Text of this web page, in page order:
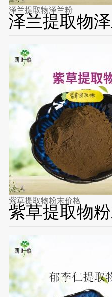
泽兰提取物泽兰粉
泽兰提取物
紫草提取物粉末价格
紫草提取物